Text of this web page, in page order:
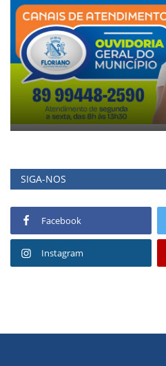
SIGA-NOS
Facebook
Instagram